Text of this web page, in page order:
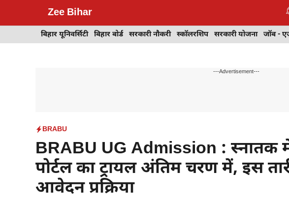
Zee Bihar
बिहार यूनिवर्सिटी बिहार बोर्ड सरकारी नौकरी स्कॉलरशिप सरकारी योजना जॉब -
---Advertisement---
BRABU
BRABU UG Admission : स्नातक
पोर्टल का ट्रायल अंतिम चरण में, इस
आवेदन प्रक्रिया